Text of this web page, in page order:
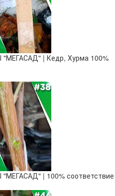
| Кедр, Хурма 100%
| 100% соответствие